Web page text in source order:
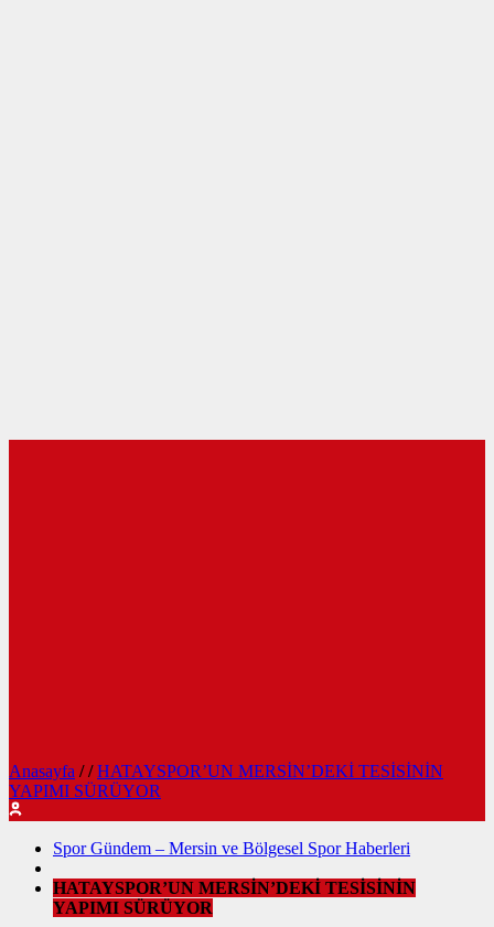
Anasayfa / / HATAYSPOR’UN MERSİN’DEKİ TESİSİNİN
YAPIMI SÜRÜYOR
Spor Gündem – Mersin ve Bölgesel Spor Haberleri
HATAYSPOR’UN MERSİN’DEKİ TESİSİNİN
YAPIMI SÜRÜYOR